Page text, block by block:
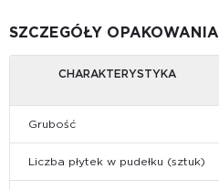
SZCZEGÓŁY OPAKOWANIA
CHARAKTERYSTYKA
Grubość
Liczba płytek w pudełku (sztuk)